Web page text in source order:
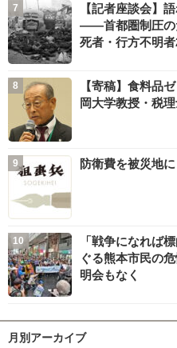
【記者座談会】
――首都圏制圧の
死者・行方不明者
【寄稿】食料品
岡大学教授・税
防衛費を被災地
「戦争になれば
ぐる熊本市民の
明会もなく
月別アーカイブ